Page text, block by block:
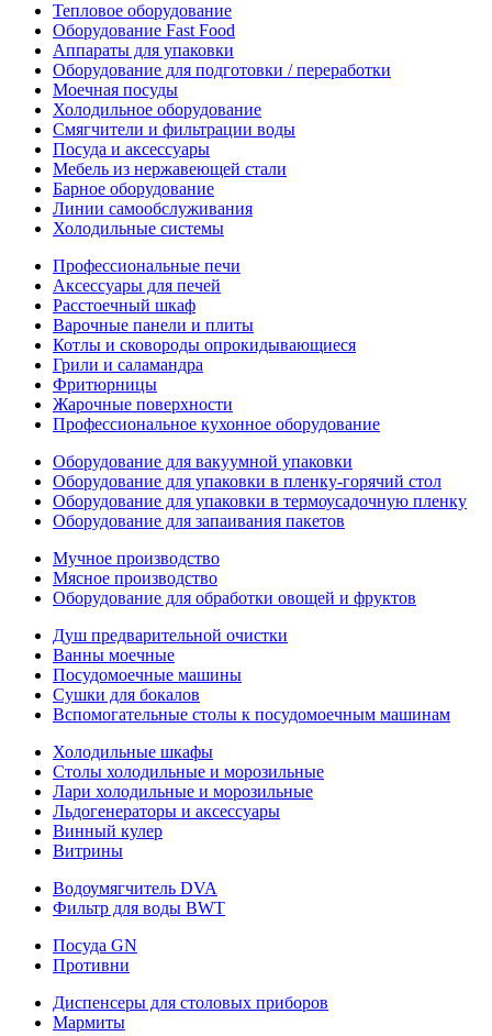
Тепловое оборудование
Оборудование Fast Food
Аппараты для упаковки
Оборудование для подготовки / переработки
Моечная посуды
Холодильное оборудование
Смягчители и фильтрации воды
Посуда и аксессуары
Мебель из нержавеющей стали
Барное оборудование
Линии самообслуживания
Холодильные системы
Профессиональные печи
Аксессуары для печей
Расстоечный шкаф
Варочные панели и плиты
Котлы и сковороды опрокидывающиеся
Грили и саламандра
Фритюрницы
Жарочные поверхности
Профессиональное кухонное оборудование
Оборудование для вакуумной упаковки
Оборудование для упаковки в пленку-горячий стол
Оборудование для упаковки в термоусадочную пленку
Оборудование для запаивания пакетов
Мучное производство
Мясное производство
Оборудование для обработки овощей и фруктов
Душ предварительной очистки
Ванны моечные
Посудомоечные машины
Сушки для бокалов
Вспомогательные столы к посудомоечным машинам
Холодильные шкафы
Столы холодильные и морозильные
Лари холодильные и морозильные
Льдогенераторы и аксессуары
Винный кулер
Витрины
Водоумягчитель DVA
Фильтр для воды BWT
Посуда GN
Противни
Диспенсеры для столовых приборов
Мармиты